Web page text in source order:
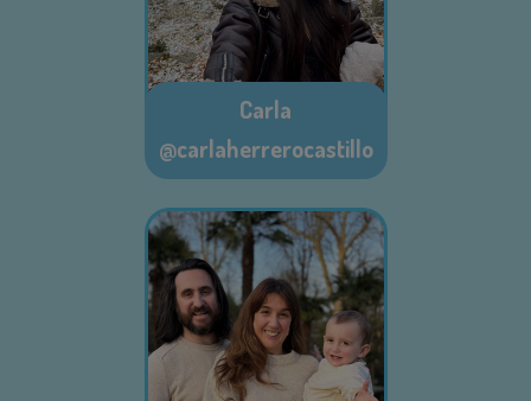
Carla
@carlaherrerocastillo